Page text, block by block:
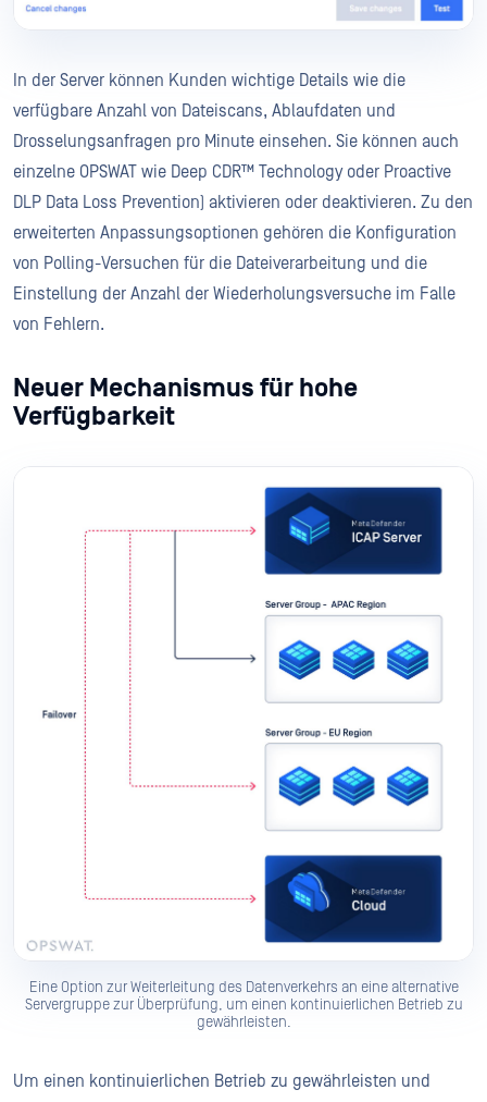
In der Server können Kunden wichtige Details wie die
verfügbare Anzahl von Dateiscans, Ablaufdaten und
Drosselungsanfragen pro Minute einsehen. Sie können auch
einzelne OPSWAT wie Deep CDR™ Technology oder Proactive
DLP Data Loss Prevention) aktivieren oder deaktivieren. Zu den
erweiterten Anpassungsoptionen gehören die Konfiguration
von Polling-Versuchen für die Dateiverarbeitung und die
Einstellung der Anzahl der Wiederholungsversuche im Falle
von Fehlern.
Neuer Mechanismus für hohe
Verfügbarkeit
Eine Option zur Weiterleitung des Datenverkehrs an eine alternative
Servergruppe zur Überprüfung, um einen kontinuierlichen Betrieb zu
gewährleisten.
Um einen kontinuierlichen Betrieb zu gewährleisten und